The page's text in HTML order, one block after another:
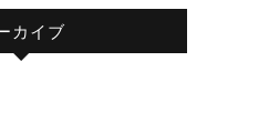
カイブ